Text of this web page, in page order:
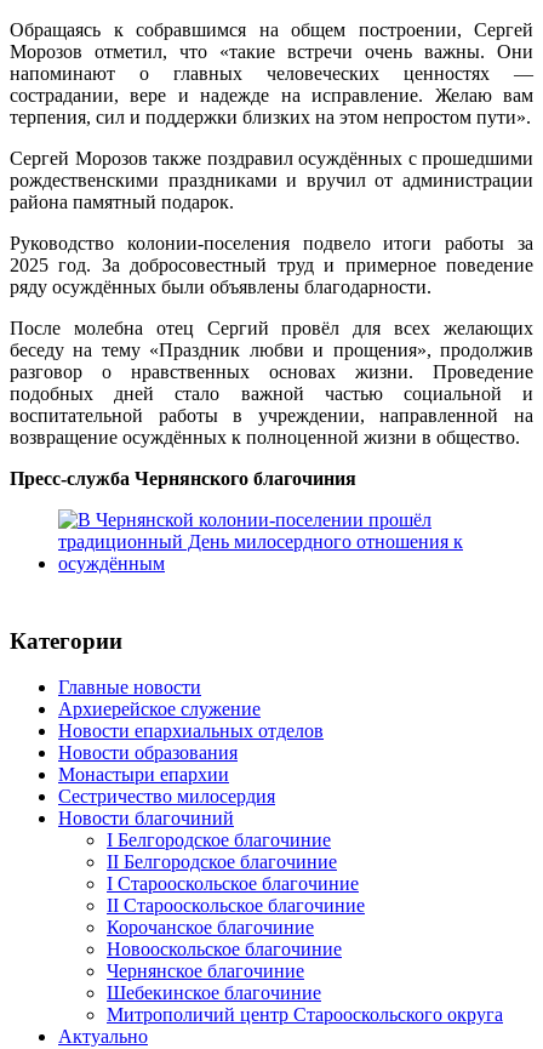
Обращаясь к собравшимся на общем построении, Сергей
Морозов отметил, что «такие встречи очень важны. Они
напоминают о главных человеческих ценностях —
сострадании, вере и надежде на исправление. Желаю вам
терпения, сил и поддержки близких на этом непростом пути».
Сергей Морозов также поздравил осуждённых с прошедшими
рождественскими праздниками и вручил от администрации
района памятный подарок.
Руководство колонии-поселения подвело итоги работы за
2025 год. За добросовестный труд и примерное поведение
ряду осуждённых были объявлены благодарности.
После молебна отец Сергий провёл для всех желающих
беседу на тему «Праздник любви и прощения», продолжив
разговор о нравственных основах жизни. Проведение
подобных дней стало важной частью социальной и
воспитательной работы в учреждении, направленной на
возвращение осуждённых к полноценной жизни в общество.
Пресс-служба Чернянского благочиния
Категории
Главные новости
Архиерейское служение
Новости епархиальных отделов
Новости образования
Монастыри епархии
Сестричество милосердия
Новости благочиний
I Белгородское благочиние
II Белгородское благочиние
I Старооскольское благочиние
II Старооскольское благочиние
Корочанское благочиние
Новооскольское благочиние
Чернянское благочиние
Шебекинское благочиние
Митрополичий центр Старооскольского округа
Актуально